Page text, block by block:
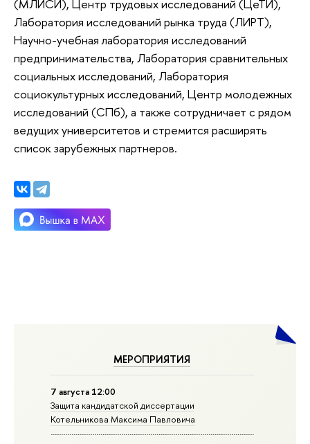
МЕРОПРИЯТИЯ
7 августа 12:00
Защита кандидатской диссертации
Котельникова Максима Павловича
(МЛИСИ), Центр трудовых исследований (ЦеТИ),
Лаборатория исследований рынка труда (ЛИРТ),
Научно-учебная лаборатория исследований
предпринимательства, Лаборатория сравнительных
социальных исследований, Лаборатория
социокультурных исследований, Центр молодежных
исследований (СПб), а также сотрудничает с рядом
ведущих университетов и стремится расширять
список зарубежных партнеров.